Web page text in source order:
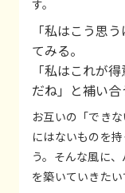
す。
「私はこう思
てみる。
「私はこれが
だね」と補い合
お互いの「でき
にはないものを
う。そんな風に
を築いていきたい